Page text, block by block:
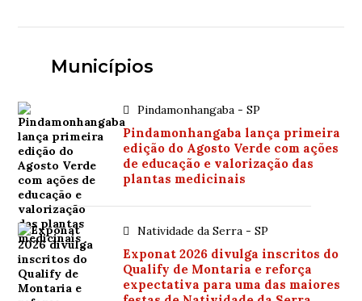
Municípios
Pindamonhangaba - SP
Pindamonhangaba lança primeira
edição do Agosto Verde com ações
de educação e valorização das
plantas medicinais
Natividade da Serra - SP
Exponat 2026 divulga inscritos do
Qualify de Montaria e reforça
expectativa para uma das maiores